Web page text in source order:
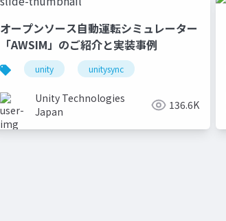
オープンソース自動運転シミュレーター
「AWSIM」のご紹介と実装事例
unity unitysync
Unity Technologies
Japan
136.6K